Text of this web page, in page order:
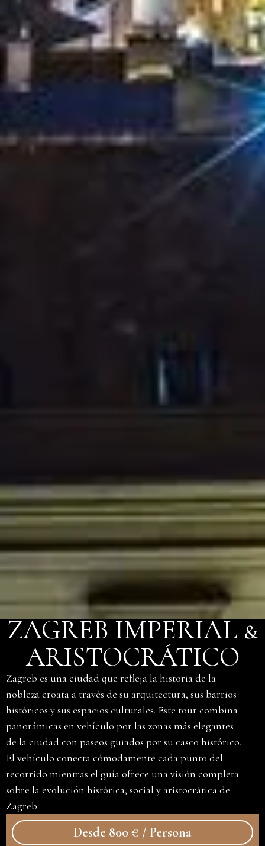
ZAGREB IMPERIAL &
ARISTOCRÁTICO
Zagreb es una ciudad que refleja la historia de la
nobleza croata a través de su arquitectura, sus barrios
históricos y sus espacios culturales. Este tour combina
panorámicas en vehículo por las zonas más elegantes
de la ciudad con paseos guiados por su casco histórico.
El vehículo conecta cómodamente cada punto del
recorrido mientras el guía ofrece una visión completa
sobre la evolución histórica, social y aristocrática de
Zagreb.
Desde 800 € / Persona